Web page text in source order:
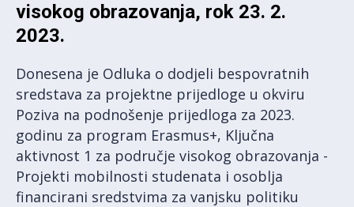
visokog obrazovanja, rok 23. 2.
2023.
Donesena je Odluka o dodjeli bespovratnih
sredstava za projektne prijedloge u okviru
Poziva na podnošenje prijedloga za 2023.
godinu za program Erasmus+, Ključna
aktivnost 1 za područje visokog obrazovanja -
Projekti mobilnosti studenata i osoblja
financirani sredstvima za vanjsku politiku